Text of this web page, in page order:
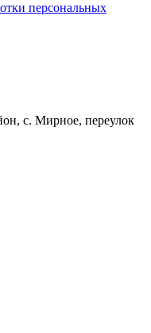
персональных
с. Мирное, переулок